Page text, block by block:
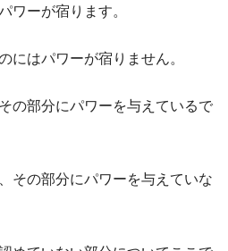
ワーが宿ります。
にはパワーが宿りません。
の部分にパワーを与えているで
その部分にパワーを与えていな